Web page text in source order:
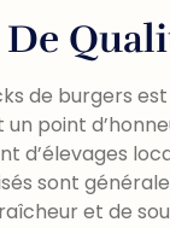
de burgers est
point
d’élevages
sont
et de